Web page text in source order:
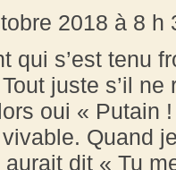
2018 à 8 h
qui s’est tenu
juste s’il
oui «
Quand
dit « Tu